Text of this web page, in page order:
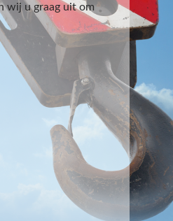
wij u graag uit om